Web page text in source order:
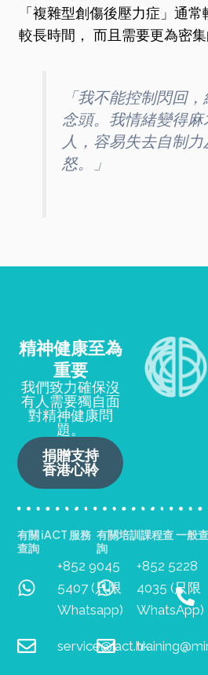
「複雜型創傷後壓力症」通
較長時間， 而且需要更為密集
「我不能控制閃回
念頭。我情緒變得
人，容易失去自制
怒。」
精神健康至為
重要
我們致力確保沒
有人需要獨自面
對精神健康問
題。
捐贈支持
香港心聆
有關 iACT 服務
查詢
+852 9045
5407 (只限
Whatsapp)
service@iact.hk
有關培訓課程查
詢
+852 5228
4035 (只限
WhatsApp)
一般